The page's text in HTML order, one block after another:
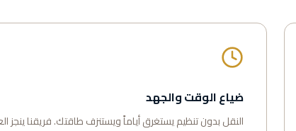
ضياع الوقت والجهد
النقل بدون تنظيم يستغرق أياماً ويستنزف طاقتك. فريقنا ينجز